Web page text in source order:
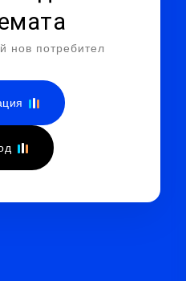
нов потребител